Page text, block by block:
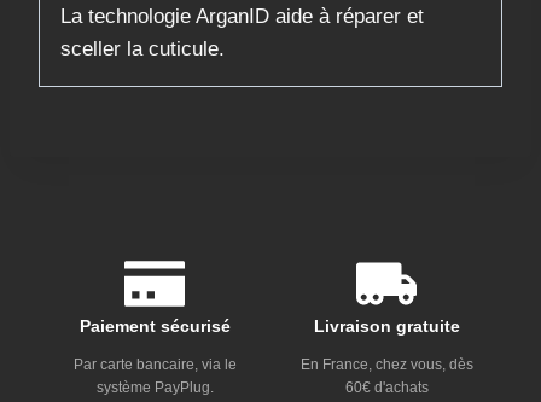
La technologie ArganID aide à réparer et
sceller la cuticule.
Paiement sécurisé
Par carte bancaire, via le
système PayPlug.
Livraison gratuite
En France, chez vous, dès
60€ d'achats